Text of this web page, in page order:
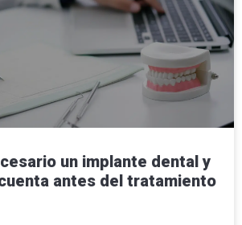
un implante dental y
antes del tratamiento